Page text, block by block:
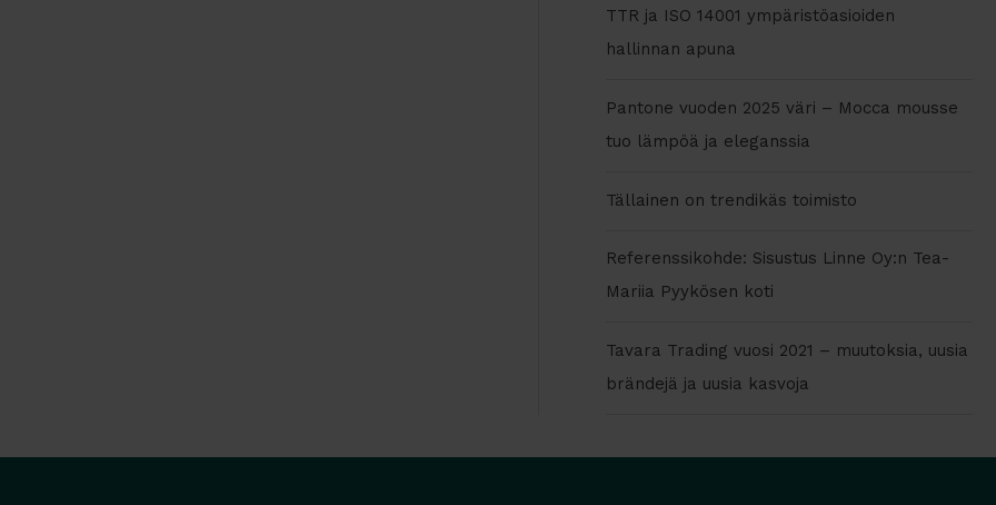
TTR ja ISO 14001 ympäristöasioiden
hallinnan apuna
Pantone vuoden 2025 väri – Mocca mousse
tuo lämpöä ja eleganssia
Tällainen on trendikäs toimisto
Referenssikohde: Sisustus Linne Oy:n Tea-
Mariia Pyykösen koti
Tavara Trading vuosi 2021 – muutoksia, uusia
brändejä ja uusia kasvoja